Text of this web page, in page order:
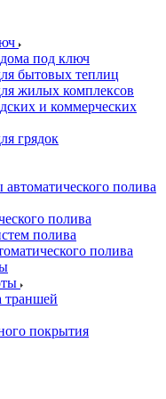
под ключ
бытовых теплиц
жилых комплексов
и коммерческих
грядок
полива
полива
полива
полива
траншей
покрытия